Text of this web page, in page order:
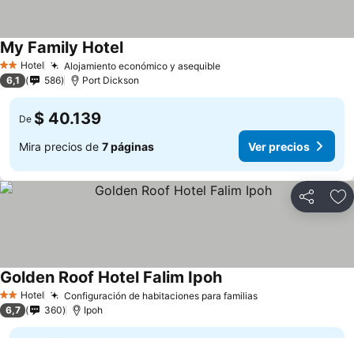
2 Estrellas
Hotel Alojamiento económico y asequible
My Family Hotel
6,1 586 Port Dickson
De $ 40.139
Mira precios de 7 páginas Ver precios
Compartir
2 Estrellas
Hotel Configuración de habitaciones para familias
Golden Roof Hotel Falim Ipoh
6,7 360 Ipoh